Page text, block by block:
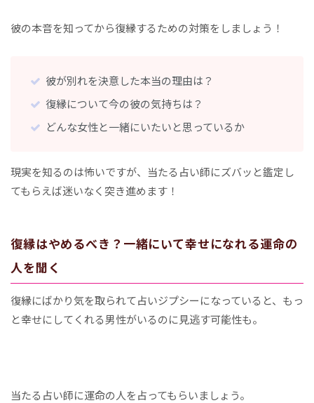
彼の本音を知ってから復縁するための対策をしましょう！
彼が別れを決意した本当の理由は？
復縁について今の彼の気持ちは？
どんな女性と一緒にいたいと思っているか
現実を知るのは怖いですが、当たる占い師にズバッと鑑定し
てもらえば迷いなく突き進めます！
復縁はやめるべき？一緒にいて幸せになれる運命の
人を聞く
復縁にばかり気を取られて占いジプシーになっていると、もっ
と幸せにしてくれる男性がいるのに見逃す可能性も。
当たる占い師に運命の人を占ってもらいましょう。